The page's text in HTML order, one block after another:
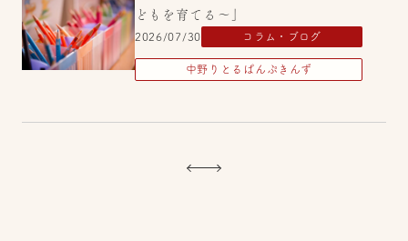
どもを育てる～」
2026/07/30 コラム・ブログ
中野りとるぱんぷきんず
2026年8月【園見学・保育体験・産